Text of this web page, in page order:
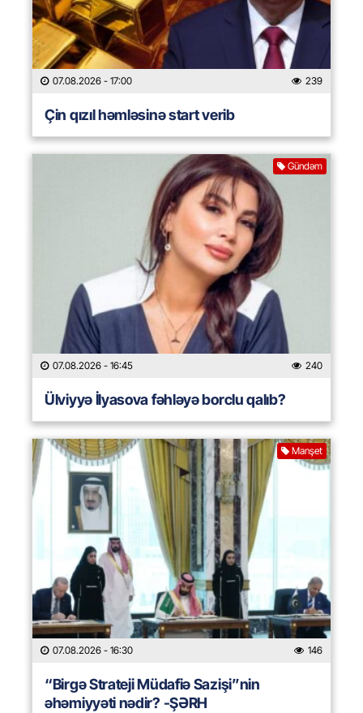
07.08.2026 - 17:00 239
Çin qızıl həmləsinə start verib
Gündəm
07.08.2026 - 16:45 240
Ülviyyə İlyasova fəhləyə borclu qalıb?
Manşet
07.08.2026 - 16:30 146
“Birgə Strateji Müdafiə Sazişi”nin
əhəmiyyəti nədir? -ŞƏRH